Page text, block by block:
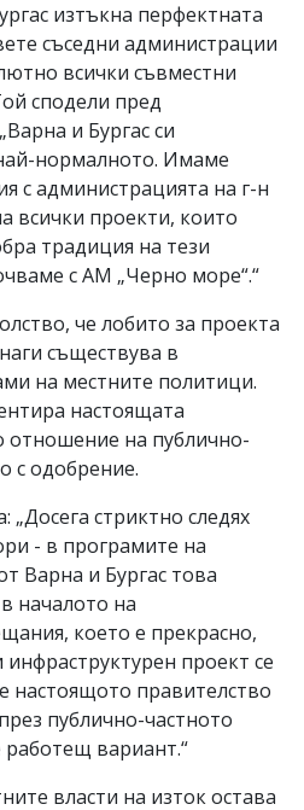
изтъкна перфектната
съседни администрации
всички съвместни
сподели пред
и Бургас си
нормалното. Имаме
с администрацията на г-н
всички проекти, които
традиция на тези
с АМ „Черно море“.“
че лобито за проекта
съществува в
на местните политици.
настоящата
на публично-
с одобрение.
стриктно следях
- в програмите на
Варна и Бургас това
началото на
което е прекрасно,
проект се
настоящото правителство
публично-частното
вариант.“
власти на изток остава